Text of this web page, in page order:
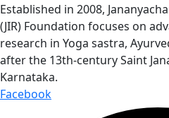
Established in 2008,
(JIR) Foundation focuses on
research in Yoga sastra,
after the 13th-century Saint
Karnataka.
Facebook